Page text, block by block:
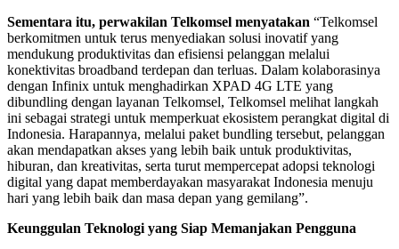
Sementara itu, perwakilan Telkomsel menyatakan “Telkomsel
berkomitmen untuk terus menyediakan solusi inovatif yang
mendukung produktivitas dan efisiensi pelanggan melalui
konektivitas broadband terdepan dan terluas. Dalam kolaborasinya
dengan Infinix untuk menghadirkan XPAD 4G LTE yang
dibundling dengan layanan Telkomsel, Telkomsel melihat langkah
ini sebagai strategi untuk memperkuat ekosistem perangkat digital di
Indonesia. Harapannya, melalui paket bundling tersebut, pelanggan
akan mendapatkan akses yang lebih baik untuk produktivitas,
hiburan, dan kreativitas, serta turut mempercepat adopsi teknologi
digital yang dapat memberdayakan masyarakat Indonesia menuju
hari yang lebih baik dan masa depan yang gemilang”.
Keunggulan Teknologi yang Siap Memanjakan Pengguna